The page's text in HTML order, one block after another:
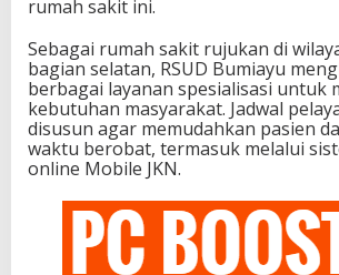
rumah sakit ini.
Sebagai rumah sakit rujukan di
bagian selatan, RSUD Bumiayu
berbagai layanan spesialisasi untuk
kebutuhan masyarakat. Jadwal
disusun agar memudahkan pasien
waktu berobat, termasuk melalui
online Mobile JKN.